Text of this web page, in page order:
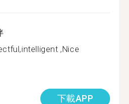
,Nice
下載APP